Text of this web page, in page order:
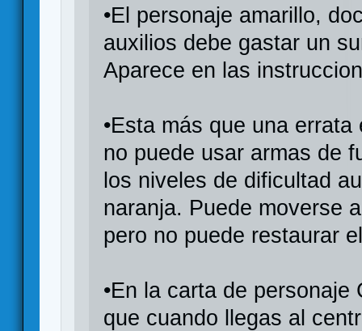
•El personaje amarillo,
auxilios debe gastar un
Aparece en las
•Esta más que una
no puede usar armas de
los niveles de dificultad
naranja. Puede moverse
pero no puede restaurar
•En la carta de
que cuando llegas al